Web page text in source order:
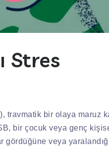
Stres
travmatik bir olaya maruz
bir çocuk veya genç
veya